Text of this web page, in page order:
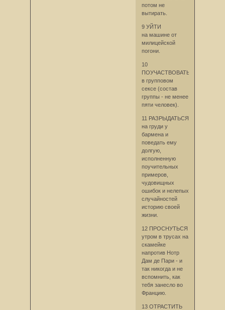
потом не
вытирать.
9 УЙТИ
на машине от
милицейской
погони.
10
ПОУЧАСТВОВАТЬ
в групповом
сексе (состав
группы - не менее
пяти человек).
11 РАЗРЫДАТЬСЯ
на груди у
бармена и
поведать ему
долгую,
исполненную
поучительных
примеров,
чудовищных
ошибок и нелепых
случайностей
историю своей
жизни.
12 ПРОСНУТЬСЯ
утром в трусах на
скамейке
напротив Нотр
Дам де Пари - и
так никогда и не
вспомнить, как
тебя занесло во
Францию.
13 ОТРАСТИТЬ